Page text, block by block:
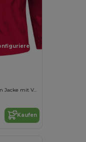
Wetterfeste Taffeta Nylon Jacke mit Verstaubarer Kapuze
Kaufen